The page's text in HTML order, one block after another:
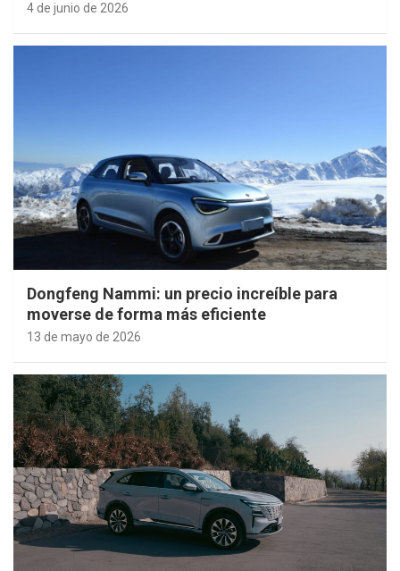
4 de junio de 2026
Dongfeng Nammi: un precio increíble para
moverse de forma más eficiente
13 de mayo de 2026